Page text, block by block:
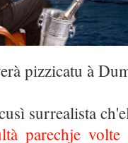
pizzicatu à
surrealista
parechje volte